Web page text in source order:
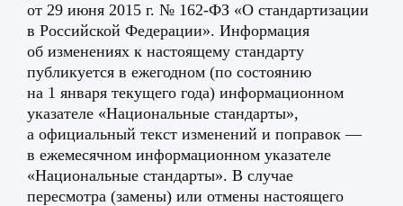
от 29 июня 2015 г. № 162‑ФЗ «О стандартизации
в Российской Федерации». Информация
об изменениях к настоящему стандарту
публикуется в ежегодном (по состоянию
на 1 января текущего года) информационном
указателе «Национальные стандарты»,
а официальный текст изменений и поправок —
в ежемесячном информационном указателе
«Национальные стандарты». В случае
пересмотра (замены) или отмены настоящего